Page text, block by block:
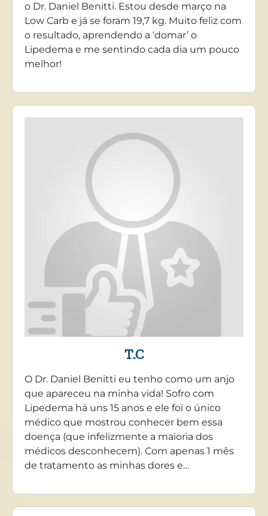
o Dr. Daniel Benitti. Estou desde março na
Low Carb e já se foram 19,7 kg. Muito feliz com
o resultado, aprendendo a ‘domar’ o
Lipedema e me sentindo cada dia um pouco
melhor!
T.C
O Dr. Daniel Benitti eu tenho como um anjo
que apareceu na minha vida! Sofro com
Lipedema há uns 15 anos e ele foi o único
médico que mostrou conhecer bem essa
doença (que infelizmente a maioria dos
médicos desconhecem). Com apenas 1 mês
de tratamento as minhas dores e…